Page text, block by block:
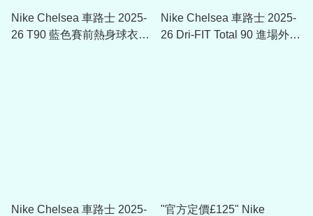
Nike Chelsea 車路士 2025-
26 T90 藍色賽前熱身球衣
Nike Chelsea 車路士 2025-
26 Dri-FIT Total 90 進場外套
Nike Chelsea 車路士 2025-
"官方定價£125" Nike